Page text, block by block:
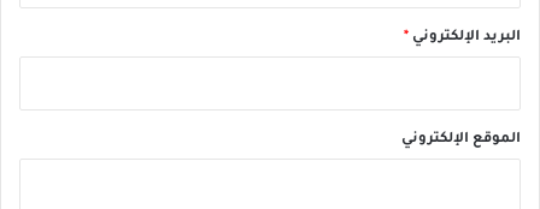
البريد الإلكتروني *
الموقع الإلكتروني